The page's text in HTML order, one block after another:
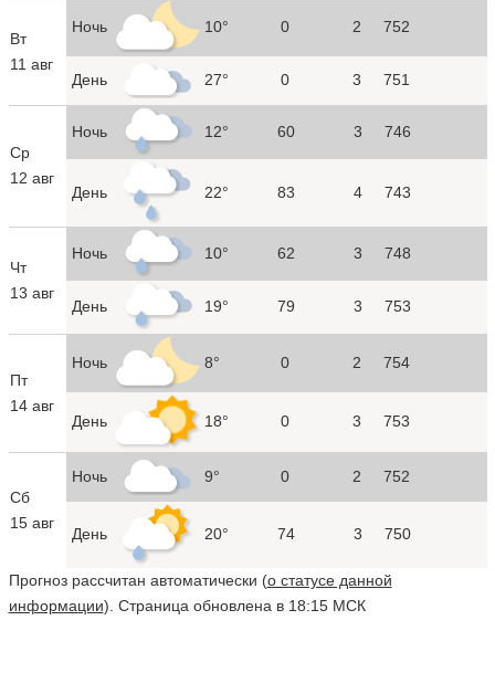
Вт
11 авг
Ночь 10° 0 2 752
День 27° 0 3 751
Ср
12 авг
Ночь 12° 60 3 746
День 22° 83 4 743
Чт
13 авг
Ночь 10° 62 3 748
День 19° 79 3 753
Пт
14 авг
Ночь 8° 0 2 754
День 18° 0 3 753
Сб
15 авг
Ночь 9° 0 2 752
День 20° 74 3 750
Прогноз рассчитан автоматически (о статусе данной
информации). Страница обновлена в 18:15 МСК